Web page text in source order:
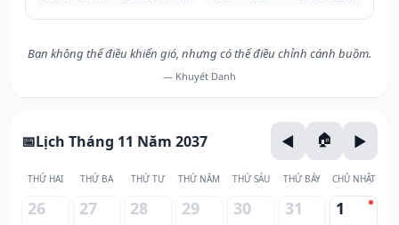
Bạn không thể điều khiển gió, nhưng có thể điều chỉnh cánh buồm.
— Khuyết Danh
Lịch Tháng 11 Năm 2037
THỨ HAI THỨ BA THỨ TƯ THỨ NĂM THỨ SÁU THỨ BẢY CHỦ NHẬT
26 27 28 29 30 31 1